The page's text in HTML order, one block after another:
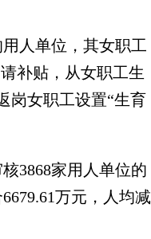
人单位，其女职工
补贴，从女职工生
岗女职工设置“生育
3868家用人单位的
万元，人均减